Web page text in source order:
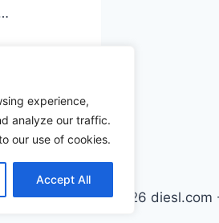
experience,
analyze our traffic.
our use of cookies.
Accept All
© 2026 diesl.com